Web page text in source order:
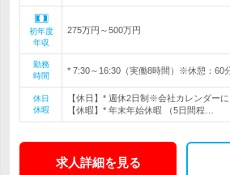
初年度
年収
275万円～500万円
勤務
時間
* 7:30～16:30（実働8時間）※休憩：60
休日
休暇
【休日】* 週休2日制※会社カレンダー
【休暇】* 年末年始休暇 （5日間程…
求人詳細を見る